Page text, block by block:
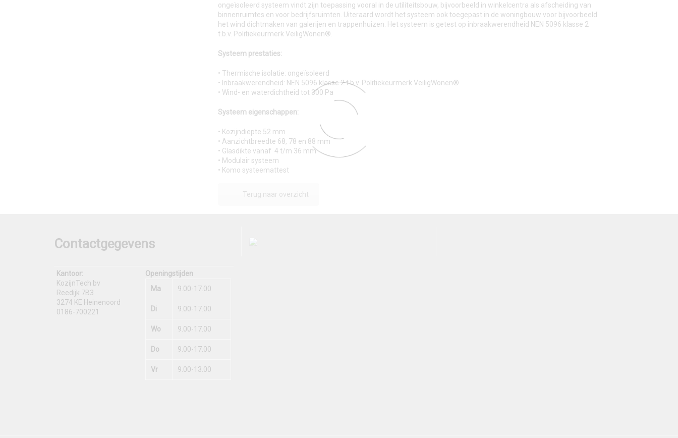
ongeïsoleerd systeem vindt zijn toepassing vooral in de utiliteitsbouw, bijvoorbeeld in winkelcentra als afscheiding van
binnenruimtes en voor bedrijfsruimten. Uiteraard wordt het systeem ook toegepast in de woningbouw voor bijvoorbeeld
het wind dichtmaken van galerijen en trappenhuizen. Het systeem is getest op inbraakwerendheid NEN 5096 klasse 2
t.b.v. Politiekeurmerk VeiligWonen®.
Systeem prestaties:
• Thermische isolatie: ongeïsoleerd
• Inbraakwerendheid: NEN 5096 klasse 2 t.b.v. Politiekeurmerk VeiligWonen®
• Wind- en waterdichtheid tot 300 Pa
Systeem eigenschappen:
• Kozijndiepte 52 mm
• Aanzichtbreedte 68, 78 en 88 mm
• Glasdikte vanaf 4 t/m 36 mm
• Modulair systeem
• Komo systeemattest
Terug naar overzicht
Contactgegevens
Kantoor:
KozijnTech bv
Reedijk 7B3
3274 KE Heinenoord
0186-700221
Openingstijden
Ma
9.00-17.00
Di 9.00-17.00
Wo 9.00-17.00
Do 9.00-17.00
Vr 9.00-13.00